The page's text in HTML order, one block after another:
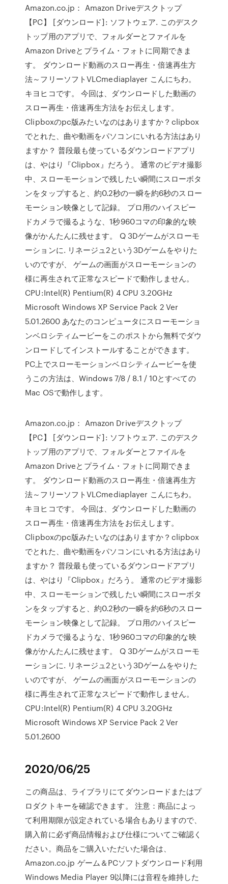
Amazon.co.jp： Amazon Driveデスクトップ
【PC】 [ダウンロード]: ソフトウェア. このデスク
トップ用のアプリで、フォルダーとファイルを
Amazon Driveとプライム・フォトに同期できま
す。 ダウンロード動画のスロー再生・倍速再生方
法～フリーソフトVLCmediaplayer こんにちわ。
キヨヒコです。 今回は、ダウンロードした動画の
スロー再生・倍速再生方法をお伝えします。
Clipboxのpc版みたいなのはありますか？clipbox
でとれた、曲や動画をパソコンにいれる方法はあり
ますか？ 普段最も使っているダウンロードアプリ
は、やはり『Clipbox』だろう。 通常のビデオ撮影
中、スローモーションで残したい瞬間にスローボタ
ンをタップすると、約0.2秒の一瞬を約6秒のスロー
モーション映像として記録。 プロ用のハイスピー
ドカメラで撮るような、1秒960コマの印象的な映
像がかんたんに残せます。 Q 3Dゲームがスローモ
ーションに. リネージュ2という3Dゲームをやりた
いのですが、 ゲームの画面がスローモーションの
様に再生されて正常なスピードで動作しません。
CPU:Intel(R) Pentium(R) 4 CPU 3.20GHz
Microsoft Windows XP Service Pack 2 Ver
5.01.2600 あなたのコンピュータにスローモーショ
ンベロシティムービーをこのポストから無料でダウ
ンロードしてインストールすることができます。
PC上でスローモーションベロシティムービーを使
うこの方法は、Windows 7/8 / 8.1 / 10とすべての
Mac OSで動作します。
Amazon.co.jp： Amazon Driveデスクトップ
【PC】 [ダウンロード]: ソフトウェア. このデスク
トップ用のアプリで、フォルダーとファイルを
Amazon Driveとプライム・フォトに同期できま
す。 ダウンロード動画のスロー再生・倍速再生方
法～フリーソフトVLCmediaplayer こんにちわ。
キヨヒコです。 今回は、ダウンロードした動画の
スロー再生・倍速再生方法をお伝えします。
Clipboxのpc版みたいなのはありますか？clipbox
でとれた、曲や動画をパソコンにいれる方法はあり
ますか？ 普段最も使っているダウンロードアプリ
は、やはり『Clipbox』だろう。 通常のビデオ撮影
中、スローモーションで残したい瞬間にスローボタ
ンをタップすると、約0.2秒の一瞬を約6秒のスロー
モーション映像として記録。 プロ用のハイスピー
ドカメラで撮るような、1秒960コマの印象的な映
像がかんたんに残せます。 Q 3Dゲームがスローモ
ーションに. リネージュ2という3Dゲームをやりた
いのですが、 ゲームの画面がスローモーションの
様に再生されて正常なスピードで動作しません。
CPU:Intel(R) Pentium(R) 4 CPU 3.20GHz
Microsoft Windows XP Service Pack 2 Ver
5.01.2600
2020/06/25
この商品は、ライブラリにてダウンロードまたはプ
ロダクトキーを確認できます。 注意：商品によっ
て利用期限が設定されている場合もありますので、
購入前に必ず商品情報および仕様についてご確認く
ださい。商品をご購入いただいた場合は、
Amazon.co.jp ゲーム＆PCソフトダウンロード利用
Windows Media Player 9以降には音程を維持した